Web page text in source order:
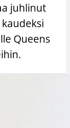
juhlinut
Queens